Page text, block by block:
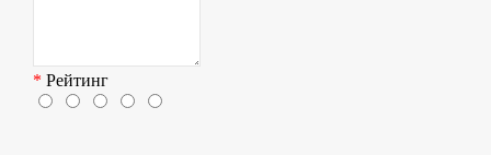
Рейтинг